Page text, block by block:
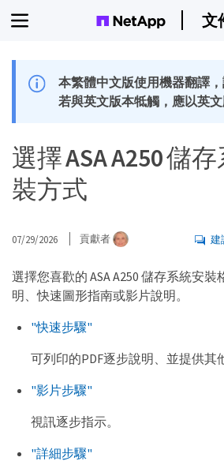
文
本繁體中文版使用機器翻譯，
若與英文版本牴觸，應以英文
選擇 ASA A250 儲
裝方式
07/29/2026 貢獻者 建
選擇您喜歡的 ASA A250 儲存系統安
明、快速圖形指南或影片說明。
"快速步驟"
可列印的PDF逐步說明、並提供其
"影片步驟"
視訊逐步指示。
"詳細步驟"